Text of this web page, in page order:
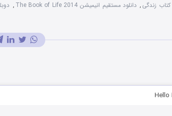
کتاب زندگی , دانلود مستقیم انیمیشن The Book of Life 2014 ,